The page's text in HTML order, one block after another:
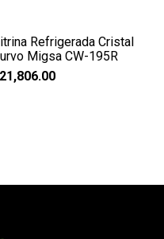
Refrigerada Cristal
Migsa CW-195R
21,806.00